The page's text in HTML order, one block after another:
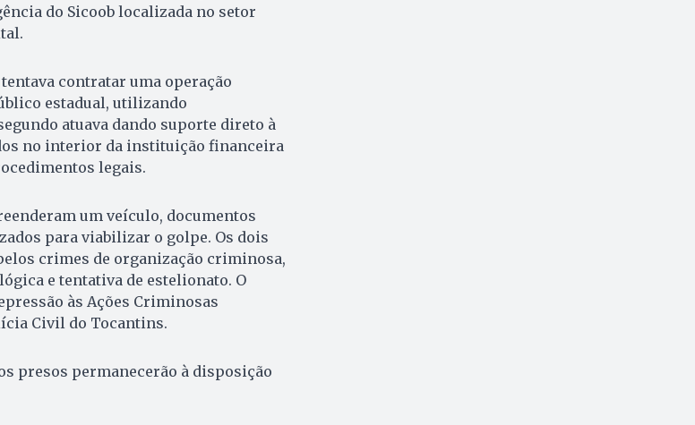
do Sicoob localizada no setor
contratar uma operação
estadual, utilizando
atuava dando suporte direto à
no interior da instituição financeira
legais.
um veículo, documentos
para viabilizar o golpe. Os dois
crimes de organização criminosa,
e tentativa de estelionato. O
às Ações Criminosas
Civil do Tocantins.
presos permanecerão à disposição